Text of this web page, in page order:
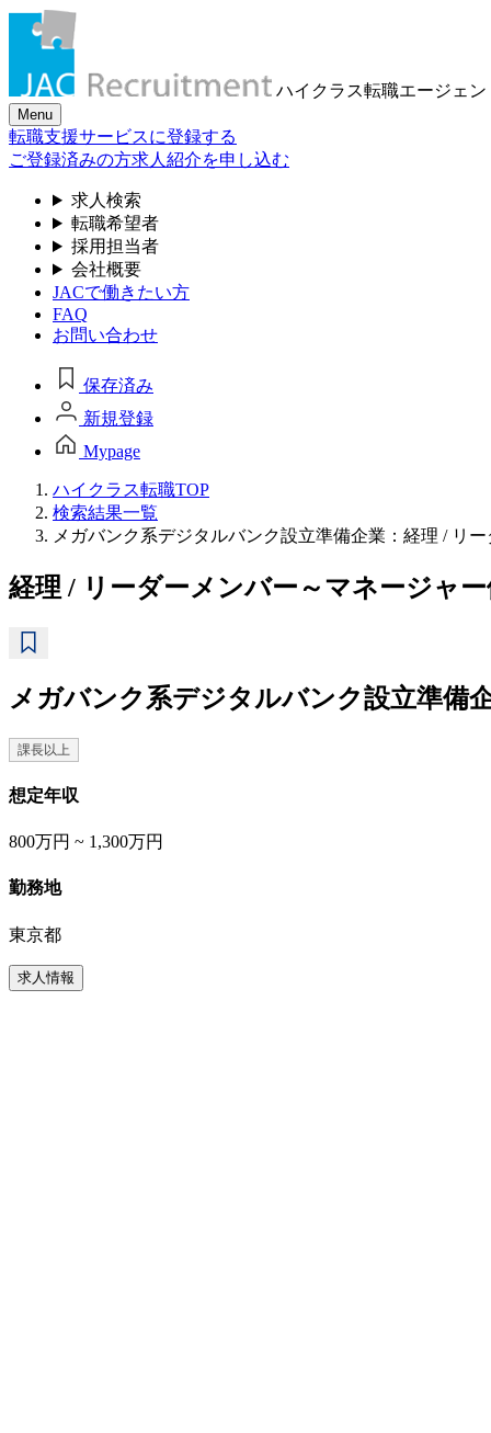
ハイクラス転職エージェン
Menu
転職支援サービスに登録する
ご登録済みの方求人紹介を申し込む
求人検索
転職希望者
採用担当者
会社概要
JACで働きたい方
FAQ
お問い合わせ
保存済み
新規登録
Mypage
ハイクラス転職TOP
検索結果一覧
メガバンク系デジタルバンク設立準備企業：経理 / リ
経理 / リーダーメンバー～マネージャ
メガバンク系デジタルバンク設立準備
課長以上
想定年収
800万円 ~ 1,300万円
勤務地
東京都
求人情報